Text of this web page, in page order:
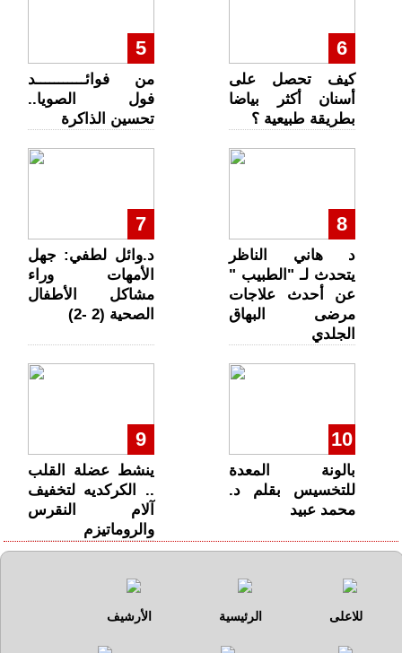
5
من فوائـــــــــــد
فول الصويا..
تحسين الذاكرة
6
كيف تحصل على
أسنان أكثر بياضا
بطريقة طبيعية ؟
7
د.وائل لطفي: جهل
الأمهات وراء
مشاكل الأطفال
الصحية (2 -2)
8
د هاني الناظر
يتحدث لـ "الطبيب "
عن أحدث علاجات
مرضى البهاق
الجلدي
9
ينشط عضلة القلب
.. الكركديه لتخفيف
آلام النقرس
والروماتيزم
10
بالونة المعدة
للتخسيس بقلم د.
محمد عبيد
للاعلى الرئيسية الأرشيف